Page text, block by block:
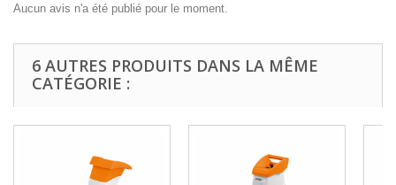
Aucun avis n'a été publié pour le moment.
6 AUTRES PRODUITS DANS LA MÊME
CATÉGORIE :